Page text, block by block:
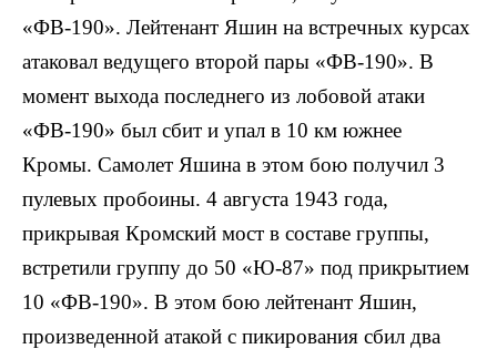
«ФВ-190». Лейтенант Яшин на встречных курсах
атаковал ведущего второй пары «ФВ-190». В
момент выхода последнего из лобовой атаки
«ФВ-190» был сбит и упал в 10 км южнее
Кромы. Самолет Яшина в этом бою получил 3
пулевых пробоины. 4 августа 1943 года,
прикрывая Кромский мост в составе группы,
встретили группу до 50 «Ю-87» под прикрытием
10 «ФВ-190». В этом бою лейтенант Яшин,
произведенной атакой с пикирования сбил два